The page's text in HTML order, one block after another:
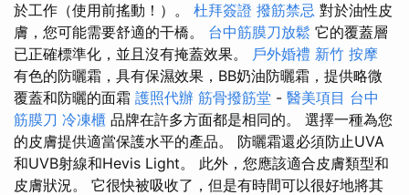
於工作（使用前搖動！）。 杜拜簽證 撥筋禁忌 對於油性皮
膚，您可能需要舒適的干橋。 台中筋膜刀放鬆 它的覆蓋層
已正確標準化，並且沒有掩蓋效果。 戶外婚禮 新竹 按摩
有色的防曬霜，具有保濕效果，BB奶油防曬霜，提供略微
覆蓋和防曬的面霜 護照代辦 筋骨撥筋堂 - 醫美項目 台中
筋膜刀 冷凍櫃 品牌在許多方面都是相同的。 選擇一種為您
的皮膚提供適當保護水平的產品。 防曬霜還必須防止UVA
和UVB射線和Hevis Light。 此外，您應該適合皮膚類型和
皮膚狀況。 它很快被吸收了，但是有時間可以很好地將其